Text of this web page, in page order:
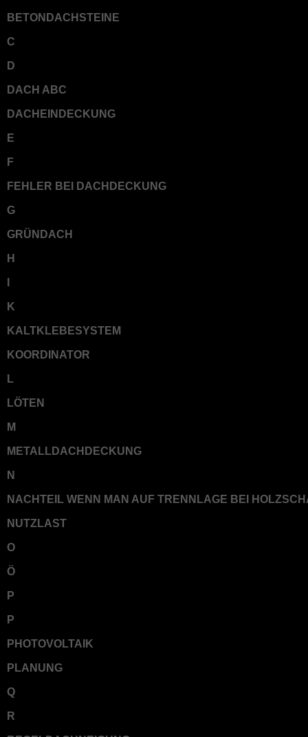
BETONDACHSTEINE
C
D
DACH ABC
DACHEINDECKUNG
E
F
FEHLER BEI DACHDECKUNG
G
GRÜNDACH
H
K
KALTKLEBESYSTEM
KOORDINATOR
L
LÖTEN
M
METALLDACHDECKUNG
N
NACHTEIL WENN MAN AUF TRENNLAGE BEI
NUTZLAST
O
Ö
P
P
PHOTOVOLTAIK
PLANUNG
Q
R